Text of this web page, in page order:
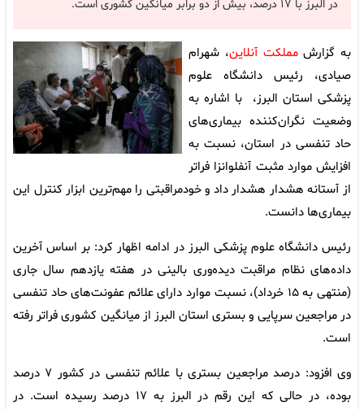
در البرز با ۱۷ درصد، بیش از دو برابر میانگین کشوری است.
به گزارشمملکت آنلاین، شهرام
صیادی، رئیس دانشگاه علوم
پزشکی استان البرز، با اشاره به
وضعیت نگران‌کننده بیماری‌های
حاد تنفسی در استان، نسبت به
افزایش موارد مثبت آنفلوانزا فراتر
از آستانه هشدار هشدار داد و خودمراقبتی را مهم‌ترین ابزار کنترل این
بیماری‌ها دانست.
رئیس دانشگاه علوم پزشکی البرز در ادامه اظهار کرد: بر اساس آخرین
داده‌های نظام مراقبت دیده‌وری بالینی در هفته یازدهم سال جاری
(منتهی به ۱۵ خرداد)، نسبت موارد دارای علائم عفونت‌های حاد تنفسی
در مراجعین سرپایی و بستری استان البرز از میانگین کشوری فراتر رفته
است.
وی افزود: درصد مراجعین بستری با علائم تنفسی در کشور ۷ درصد
بوده، در حالی که این رقم در البرز به ۱۷ درصد رسیده است. در